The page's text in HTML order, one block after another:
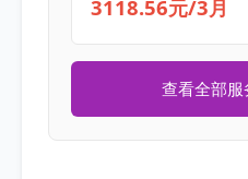
3118.56元/3月
查看全部